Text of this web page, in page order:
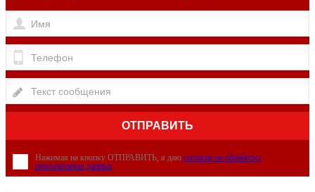
Нажимая на кнопку ОТПРАВИТЬ, я даю согласие на обработку
персональных данных